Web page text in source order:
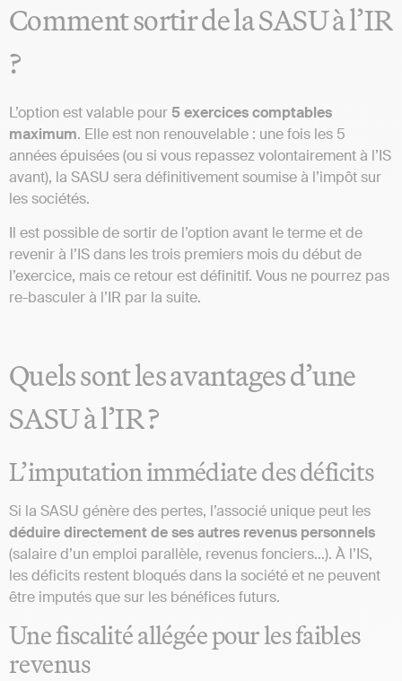
Comment sortir de la SASU à l’IR
?
L’option est valable pour 5 exercices comptables
maximum. Elle est non renouvelable : une fois les 5
années épuisées (ou si vous repassez volontairement à l’IS
avant), la SASU sera définitivement soumise à l’impôt sur
les sociétés.
Il est possible de sortir de l’option avant le terme et de
revenir à l’IS dans les trois premiers mois du début de
l’exercice, mais ce retour est définitif. Vous ne pourrez pas
re-basculer à l’IR par la suite.
Quels sont les avantages d’une
SASU à l’IR ?
L’imputation immédiate des déficits
Si la SASU génère des pertes, l’associé unique peut les
déduire directement de ses autres revenus personnels
(salaire d’un emploi parallèle, revenus fonciers…). À l’IS,
les déficits restent bloqués dans la société et ne peuvent
être imputés que sur les bénéfices futurs.
Une fiscalité allégée pour les faibles
revenus